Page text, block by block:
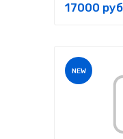
17000
NEW